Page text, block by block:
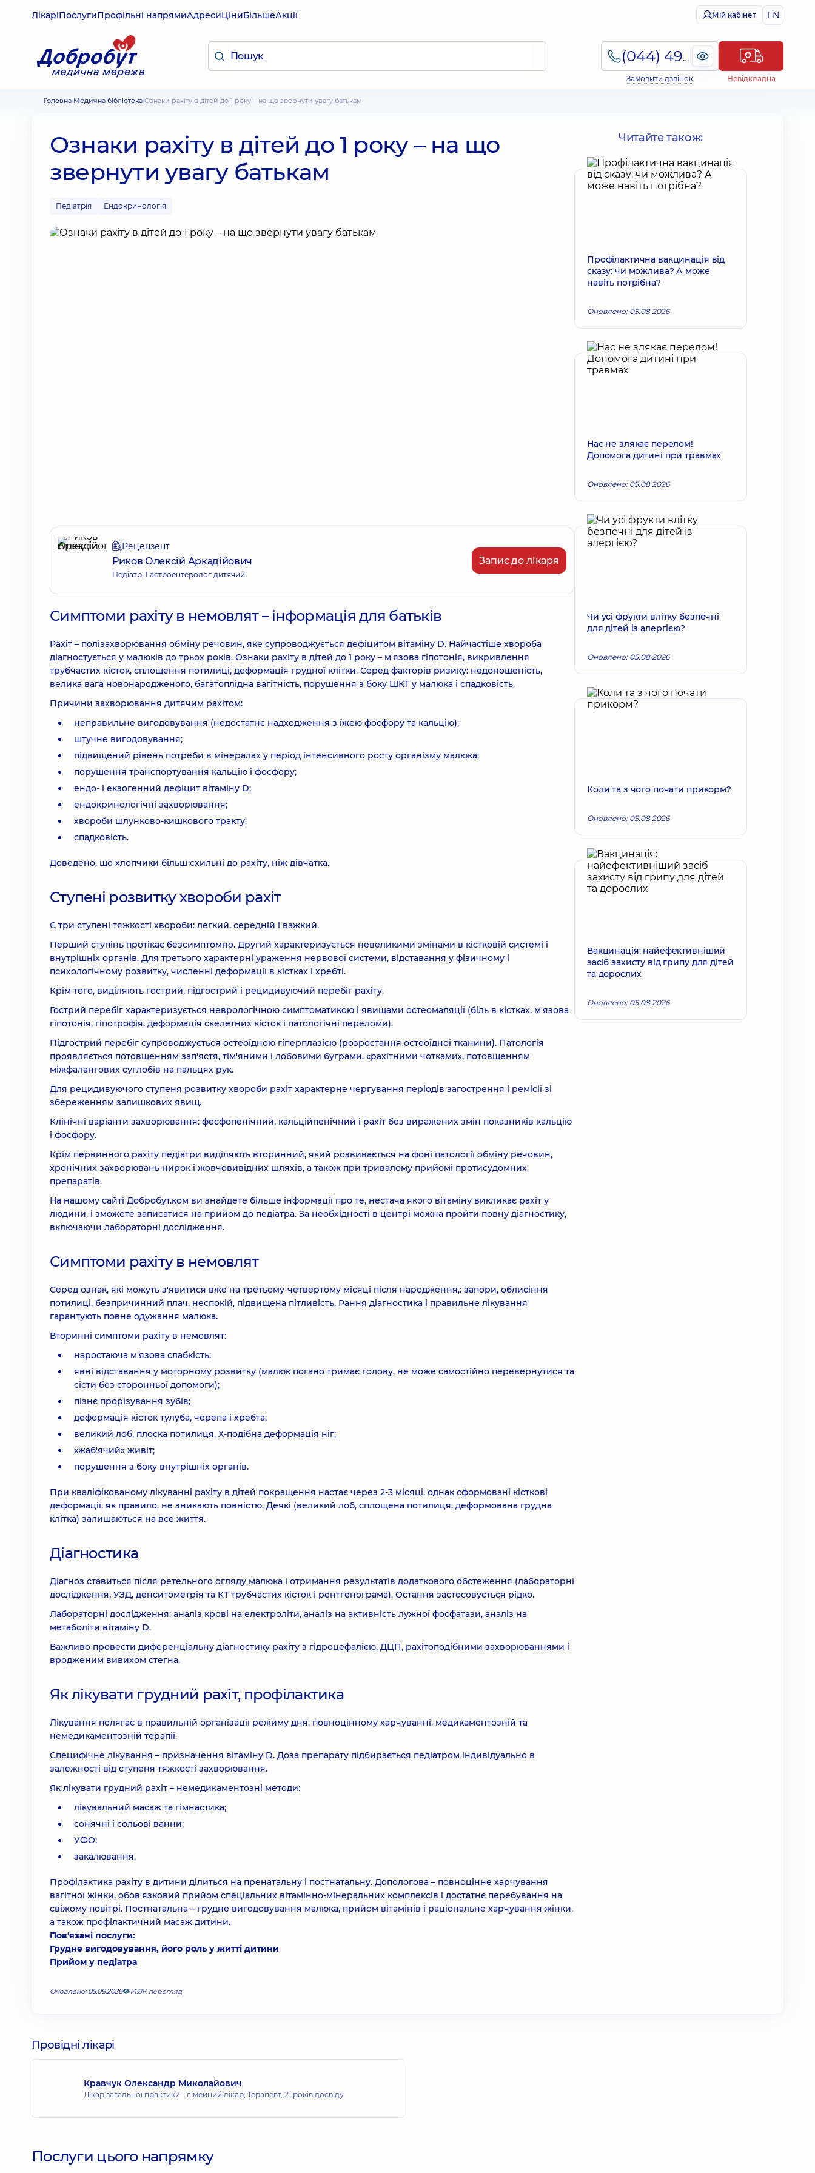
ЛікаріПослугиПрофільні напрямиАдресиЦіниБільшеАкції Мій кабінет EN
(044) 495-2-888
Замовити дзвінок Невідкладна
Головна Медична бібліотека Ознаки рахіту в дітей до 1 року – на що звернути увагу батькам
Ознаки рахіту в дітей до 1 року – на що
звернути увагу батькам
Педіатрія Ендокринологія
Рецензент
Риков Олексій Аркадійович
Педіатр; Гастроентеролог дитячий
Запис до лікаря
Симптоми рахіту в немовлят – інформація для батьків
Рахіт – полізахворювання обміну речовин, яке супроводжується дефіцитом вітаміну D. Найчастіше хвороба
діагностується у малюків до трьох років. Ознаки рахіту в дітей до 1 року – м'язова гіпотонія, викривлення
трубчастих кісток, сплощення потилиці, деформація грудної клітки. Серед факторів ризику: недоношеність,
велика вага новонародженого, багатоплідна вагітність, порушення з боку ШКТ у малюка і спадковість.
Причини захворювання дитячим рахітом:
неправильне вигодовування (недостатнє надходження з їжею фосфору та кальцію);
штучне вигодовування;
підвищений рівень потреби в мінералах у період інтенсивного росту організму малюка;
порушення транспортування кальцію і фосфору;
ендо- і екзогенний дефіцит вітаміну D;
ендокринологічні захворювання;
хвороби шлунково-кишкового тракту;
спадковість.
Доведено, що хлопчики більш схильні до рахіту, ніж дівчатка.
Ступені розвитку хвороби рахіт
Є три ступені тяжкості хвороби: легкий, середній і важкий.
Перший ступінь протікає безсимптомно. Другий характеризується невеликими змінами в кістковій системі і
внутрішніх органів. Для третього характерні ураження нервової системи, відставання у фізичному і
психологічному розвитку, численні деформації в кістках і хребті.
Крім того, виділяють гострий, підгострий і рецидивуючий перебіг рахіту.
Гострий перебіг характеризується неврологічною симптоматикою і явищами остеомаляції (біль в кістках, м'язова
гіпотонія, гіпотрофія, деформація скелетних кісток і патологічні переломи).
Підгострий перебіг супроводжується остеоїдною гіперплазією (розростання остеоїдної тканини). Патологія
проявляється потовщенням зап'ястя, тім'яними і лобовими буграми, «рахітними чотками», потовщенням
міжфалангових суглобів на пальцях рук.
Для рецидивуючого ступеня розвитку хвороби рахіт характерне чергування періодів загострення і ремісії зі
збереженням залишкових явищ.
Клінічні варіанти захворювання: фосфопенічний, кальційпенічний і рахіт без виражених змін показників кальцію
і фосфору.
Крім первинного рахіту педіатри виділяють вторинний, який розвивається на фоні патології обміну речовин,
хронічних захворювань нирок і жовчовивідних шляхів, а також при тривалому прийомі протисудомних
препаратів.
На нашому сайті Добробут.ком ви знайдете більше інформації про те, нестача якого вітаміну викликає рахіт у
людини, і зможете записатися на прийом до педіатра. За необхідності в центрі можна пройти повну діагностику,
включаючи лабораторні дослідження.
Симптоми рахіту в немовлят
Серед ознак, які можуть з'явитися вже на третьому-четвертому місяці після народження,: запори, облисіння
потилиці, безпричинний плач, неспокій, підвищена пітливість. Рання діагностика і правильне лікування
гарантують повне одужання малюка.
Вторинні симптоми рахіту в немовлят:
наростаюча м'язова слабкість;
явні відставання у моторному розвитку (малюк погано тримає голову, не може самостійно перевернутися та
сісти без сторонньої допомоги);
пізнє прорізування зубів;
деформація кісток тулуба, черепа і хребта;
великий лоб, плоска потилиця, Х-подібна деформація ніг;
«жаб'ячий» живіт;
порушення з боку внутрішніх органів.
При кваліфікованому лікуванні рахіту в дітей покращення настає через 2-3 місяці, однак сформовані кісткові
деформації, як правило, не зникають повністю. Деякі (великий лоб, сплощена потилиця, деформована грудна
клітка) залишаються на все життя.
Діагностика
Діагноз ставиться після ретельного огляду малюка і отримання результатів додаткового обстеження (лабораторні
дослідження, УЗД, денситометрія та КТ трубчастих кісток і рентгенограма). Остання застосовується рідко.
Лабораторні дослідження: аналіз крові на електроліти, аналіз на активність лужної фосфатази, аналіз на
метаболіти вітаміну D.
Важливо провести диференціальну діагностику рахіту з гідроцефалією, ДЦП, рахітоподібними захворюваннями і
вродженим вивихом стегна.
Як лікувати грудний рахіт, профілактика
Лікування полягає в правильній організації режиму дня, повноцінному харчуванні, медикаментозній та
немедикаментозній терапії.
Специфічне лікування – призначення вітаміну D. Доза препарату підбирається педіатром індивідуально в
залежності від ступеня тяжкості захворювання.
Як лікувати грудний рахіт – немедикаментозні методи:
лікувальний масаж та гімнастика;
сонячні і сольові ванни;
УФО;
закалювання.
Профілактика рахіту в дитини ділиться на пренатальну і постнатальну. Допологова – повноцінне харчування
вагітної жінки, обов'язковий прийом спеціальних вітамінно-мінеральних комплексів і достатнє перебування на
свіжому повітрі. Постнатальна – грудне вигодовування малюка, прийом вітамінів і раціональне харчування жінки,
а також профілактичний масаж дитини.
Пов'язані послуги:
Грудне вигодовування, його роль у житті дитини
Прийом у педіатра
Оновлено: 05.08.2026 14.8К перегляд
Читайте також:
Профілактична вакцинація від
сказу: чи можлива? А може
навіть потрібна?
Оновлено: 05.08.2026
Нас не злякає перелом!
Допомога дитині при травмах
Оновлено: 05.08.2026
Чи усі фрукти влітку безпечні
для дітей із алергією?
Оновлено: 05.08.2026
Коли та з чого почати прикорм?
Оновлено: 05.08.2026
Вакцинація: найефективніший
засіб захисту від грипу для дітей
та дорослих
Оновлено: 05.08.2026
Провідні лікарі
Кравчук Олександр Миколайович
Лікар загальної практики - сімейний лікар; Терапевт, 21 років досвіду
Послуги цього напрямку